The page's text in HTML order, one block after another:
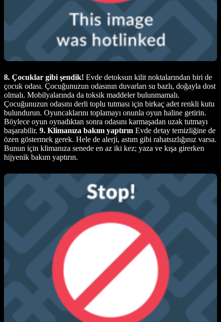
8. Çocuklar gibi şendik! Evde detoksun kilit noktalarından biri de
çocuk odası. Çocuğunuzun odasının duvarları su bazlı, doğayla dost
olmalı. Mobilyalarında da toksik maddeler bulunmamalı.
Çocuğunuzun odasını derli toplu tutması için birkaç adet renkli kutu
bulundurun. Oyuncaklarını toplamayı onunla oyun haline getirin.
Böylece oyun oynadıktan sonra odasını karmaşadan uzak tutmayı
başarabilir. 9. Klimanıza bakım yaptırın Evde detay temizliğine de
özen göstermek gerek. Hele de alerji, astım gibi rahatsızlığınız varsa.
Bunun için klimanıza senede en az iki kez; yaza ve kışa girerken
hijyenik bakım yaptırın.